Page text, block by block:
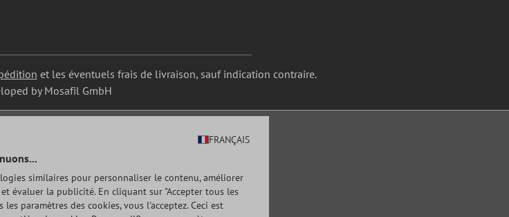
et les éventuels frais de livraison, sauf indication contraire.
by Mosafil GmbH
FRANÇAIS
similaires pour personnaliser le contenu, améliorer
évaluer la publicité. En cliquant sur "Accepter tous les
paramètres des cookies, vous l'acceptez. Ceci est